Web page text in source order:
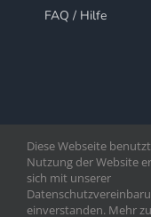
FAQ / Hilfe
Copryright
Diese Webseite
Nutzung der Website
sich mit unserer
einverstanden. Mehr zu